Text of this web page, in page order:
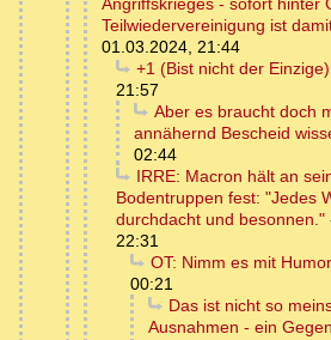
Angriffskrieges - sofort hinter
Teilwiedervereinigung ist
01.03.2024, 21:44
+1 (Bist nicht der Einzige)
21:57
Aber es braucht doch
annähernd Bescheid
02:44
IRRE: Macron hält an
Bodentruppen fest: "Jedes
durchdacht und besonnen."
22:31
OT: Nimm es mit Humor
00:21
Das ist nicht so
Ausnahmen - ein